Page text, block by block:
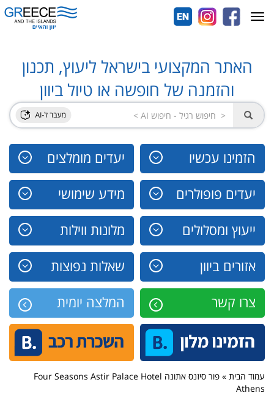
האתר המקצועי בישראל ליעוץ, תכנון
והזמנה של חופשה או טיול ביוון
הזמינו עכשיו יעדים מומלצים
יעדים פופולרים מידע שימושי
ייעוץ ומסלולים מלונות ווילות
אזורים ביוון שאלות נפוצות
צרו קשר המלצה יומית
Toggle
navigation
עמוד הבית » פור סיזנס אתונה Four Seasons Astir Palace Hotel
Athens